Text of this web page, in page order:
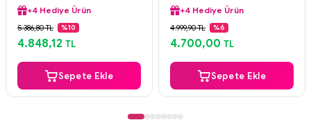
Aynı Gün Kargo
Orijinal Ürün
Güvenli Ödeme
+4 Hediye Ürün
5.386,80 TL %10
4.848,12 TL
Sepete Ekle
Aynı Gün Kargo
Orijinal Ürün
Güvenli Ödeme
+4 Hediye Ürün
4.999,90 TL %6
4.700,00 TL
Sepete Ekle